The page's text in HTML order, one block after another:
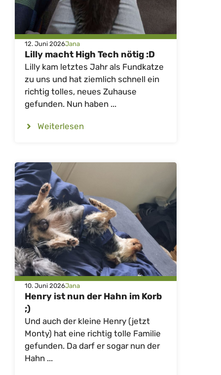
12. Juni 2026Jana
Lilly macht High Tech nötig :D
Lilly kam letztes Jahr als Fundkatze
zu uns und hat ziemlich schnell ein
richtig tolles, neues Zuhause
gefunden. Nun haben ...
Weiterlesen
10. Juni 2026Jana
Henry ist nun der Hahn im Korb
;)
Und auch der kleine Henry (jetzt
Monty) hat eine richtig tolle Familie
gefunden. Da darf er sogar nun der
Hahn ...